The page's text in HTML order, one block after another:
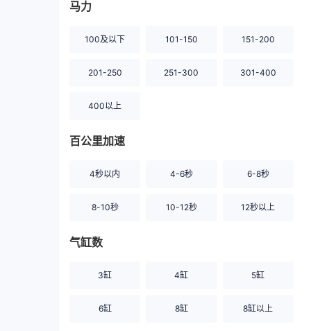
马力
100及以下 101-150 151-200
201-250 251-300 301-400
400以上
百公里加速
4秒以内 4-6秒 6-8秒
8-10秒 10-12秒 12秒以上
气缸数
3缸 4缸 5缸
6缸 8缸 8缸以上